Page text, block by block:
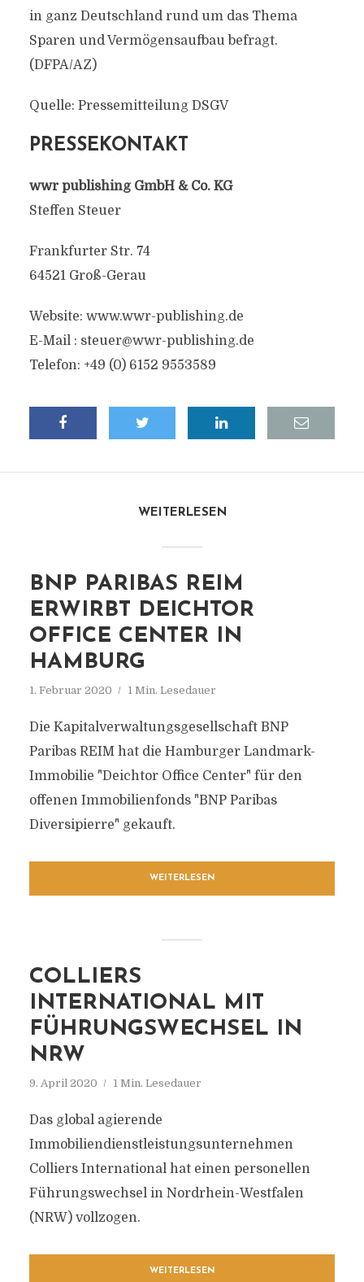
in ganz Deutschland rund um das Thema
Sparen und Vermögensaufbau befragt.
(DFPA/AZ)
Quelle: Pressemitteilung DSGV
PRESSEKONTAKT
wwr publishing GmbH & Co. KG
Steffen Steuer
Frankfurter Str. 74
64521 Groß-Gerau
Website: www.wwr-publishing.de
E-Mail : steuer@wwr-publishing.de
Telefon: +49 (0) 6152 9553589
WEITERLESEN
BNP PARIBAS REIM
ERWIRBT DEICHTOR
OFFICE CENTER IN
HAMBURG
1. Februar 2020 1 Min. Lesedauer
Die Kapitalverwaltungsgesellschaft BNP
Paribas REIM hat die Hamburger Landmark-
Immobilie "Deichtor Office Center" für den
offenen Immobilienfonds "BNP Paribas
Diversipierre" gekauft.
WEITERLESEN
COLLIERS
INTERNATIONAL MIT
FÜHRUNGSWECHSEL IN
NRW
9. April 2020 1 Min. Lesedauer
Das global agierende
Immobiliendienstleistungsunternehmen
Colliers International hat einen personellen
Führungswechsel in Nordrhein-Westfalen
(NRW) vollzogen.
WEITERLESEN